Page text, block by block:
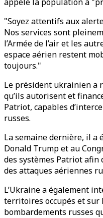
"Soyez attentifs aux
Nos services sont
l’Armée de l’air et les
espace aérien restent
toujours."
Le président ukrainien a
qu’ils autorisent et
Patriot, capables
russes.
La semaine dernière, il a
Donald Trump et au
des systèmes Patriot afin
des attaques aériennes
L’Ukraine a également
territoires occupés et sur
bombardements russes